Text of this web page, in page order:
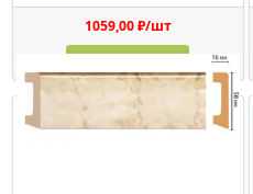
1059,00 ₽/шт
Купить